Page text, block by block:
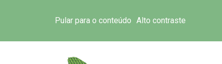
Pular para o conteúdo Alto contraste